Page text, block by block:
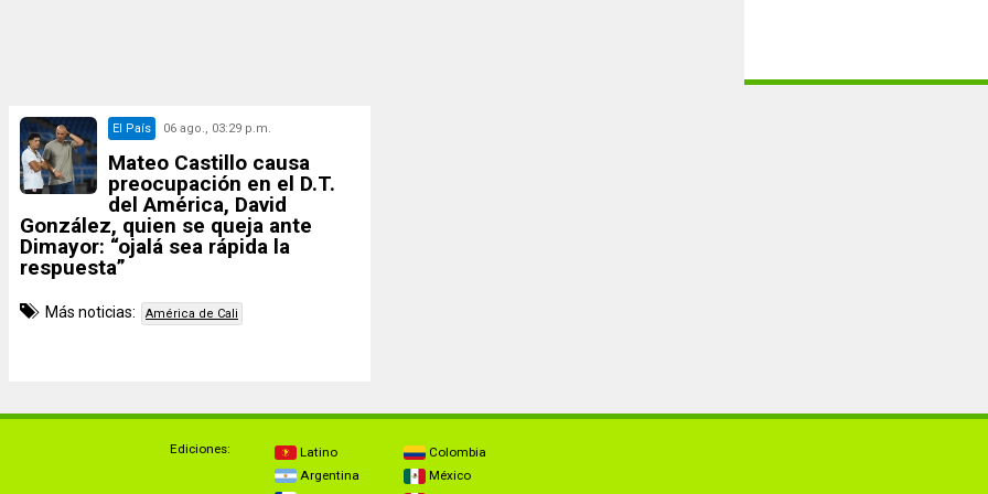
El País 06 ago., 03:29 p.m.
Mateo Castillo causa
preocupación en el D.T.
del América, David
González, quien se queja ante
Dimayor: “ojalá sea rápida la
respuesta”
Más noticias: América de Cali
Ediciones:
Latino
Argentina
Colombia
México